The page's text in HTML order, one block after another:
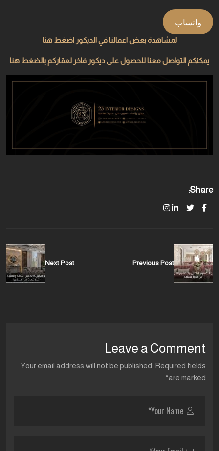
واتساب
لمشاهدة بعض اعمالنا في الديكور اضغط هنا
يمكنكم التواصل معنا للحصول على ديكور فاخر لعقاركم بالضغط هنا
Share:
Previous Post
Next Post
Leave a Comment
Your email address will not be published. Required fields
are marked*